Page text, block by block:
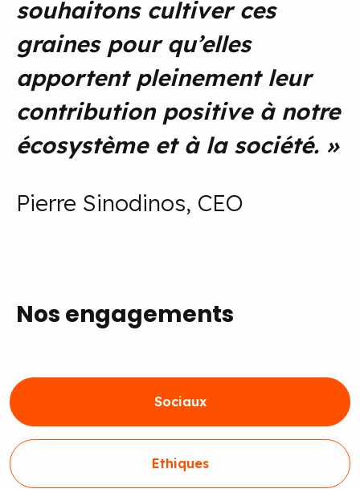
souhaitons cultiver ces
graines pour qu’elles
apportent pleinement leur
contribution positive à notre
écosystème et à la société. »
Pierre Sinodinos, CEO
Nos engagements
Sociaux
Ethiques